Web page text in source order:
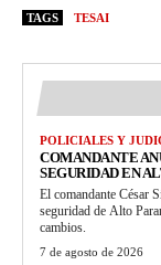
TAGS TESAI
POLICIALES Y
COMANDANTE
SEGURIDAD EN
El comandante César
seguridad de Alto
cambios.
7 de agosto de 2026